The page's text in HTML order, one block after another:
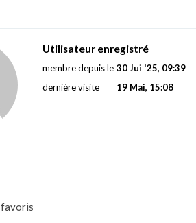
Utilisateur enregistré
membre depuis le 30 Jui '25, 09:39
dernière visite
19 Mai, 15:08
favoris